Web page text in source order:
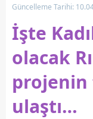
Güncelleme Tarihi:
İşte
olacak
projenin
ulaştı…